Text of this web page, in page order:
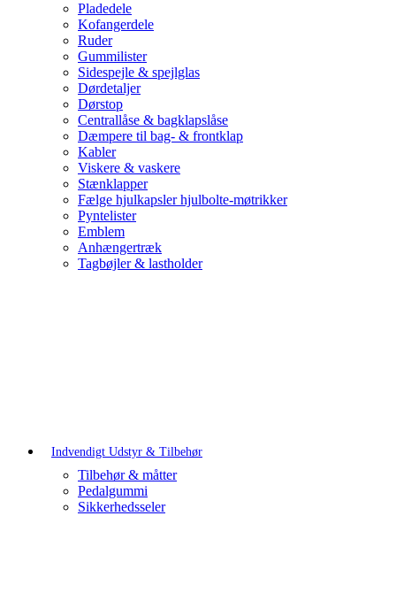
Pladedele
Kofangerdele
Ruder
Gummilister
Sidespejle & spejlglas
Dørdetaljer
Dørstop
Centrallåse & bagklapslåse
Dæmpere til bag- & frontklap
Kabler
Viskere & vaskere
Stænklapper
Fælge hjulkapsler hjulbolte-møtrikker
Pyntelister
Emblem
Anhængertræk
Tagbøjler & lastholder
Indvendigt Udstyr & Tilbehør
Tilbehør & måtter
Pedalgummi
Sikkerhedsseler